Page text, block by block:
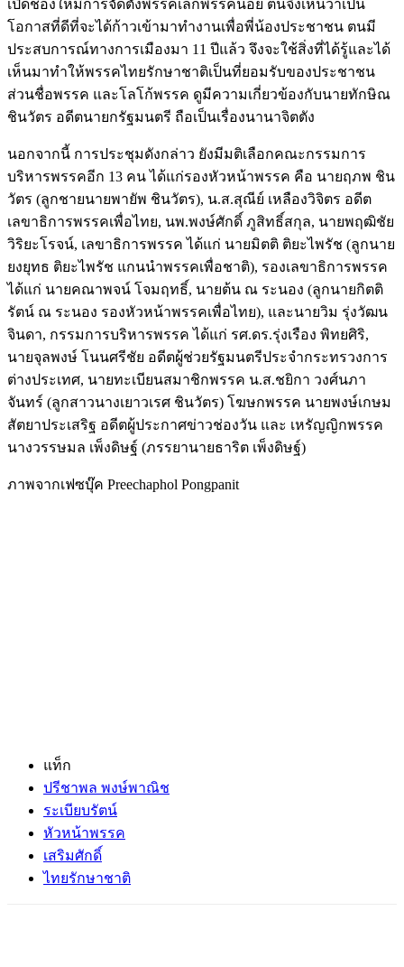
เปิดช่องให้มีการจัดตั้งพรรคเล็กพรรคน้อย ตนจึงเห็นว่าเป็น
โอกาสที่ดีที่จะได้ก้าวเข้ามาทำงานเพื่อพี่น้องประชาชน ตนมี
ประสบการณ์ทางการเมืองมา 11 ปีแล้ว จึงจะใช้สิ่งที่ได้รู้และได้
เห็นมาทำให้พรรคไทยรักษาชาติเป็นที่ยอมรับของประชาชน
ส่วนชื่อพรรค และโลโก้พรรค ดูมีความเกี่ยวข้องกับนายทักษิณ
ชินวัตร อดีตนายกรัฐมนตรี ถือเป็นเรื่องนานาจิตตัง
นอกจากนี้ การประชุมดังกล่าว ยังมีมติเลือกคณะกรรมการ
บริหารพรรคอีก 13 คน ได้แก่รองหัวหน้าพรรค คือ นายฤภพ ชิน
วัตร (ลูกชายนายพายัพ ชินวัตร), น.ส.สุณีย์ เหลืองวิจิตร อดีต
เลขาธิการพรรคเพื่อไทย, นพ.พงษ์ศักดิ์ ภูสิทธิ์สกุล, นายพฤฒิชัย
วิริยะโรจน์, เลขาธิการพรรค ได้แก่ นายมิตติ ติยะไพรัช (ลูกนาย
ยงยุทธ ติยะไพรัช แกนนำพรรคเพื่อชาติ), รองเลขาธิการพรรค
ได้แก่ นายคณาพจน์ โจมฤทธิ์, นายต้น ณ ระนอง (ลูกนายกิตติ
รัตน์ ณ ระนอง รองหัวหน้าพรรคเพื่อไทย), และนายวิม รุ่งวัฒน
จินดา, กรรมการบริหารพรรค ได้แก่ รศ.ดร.รุ่งเรือง พิทยศิริ,
นายจุลพงษ์ โนนศรีชัย อดีตผู้ช่วยรัฐมนตรีประจำกระทรวงการ
ต่างประเทศ, นายทะเบียนสมาชิกพรรค น.ส.ชยิกา วงศ์นภา
จันทร์ (ลูกสาวนางเยาวเรศ ชินวัตร) โฆษกพรรค นายพงษ์เกษม
สัตยาประเสริฐ อดีตผู้ประกาศข่าวช่องวัน และ เหรัญญิกพรรค
นางวรรษมล เพ็งดิษฐ์ (ภรรยานายธาริต เพ็งดิษฐ์)
ภาพจากเฟซบุ๊ค Preechaphol Pongpanit
แท็ก
ปรีชาพล พงษ์พาณิช
ระเบียบรัตน์
หัวหน้าพรรค
เสริมศักดิ์
ไทยรักษาชาติ